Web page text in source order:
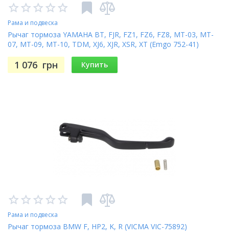
Рама и подвеска
Рычаг тормоза YAMAHA BT, FJR, FZ1, FZ6, FZ8, MT-03, MT-
07, MT-09, MT-10, TDM, XJ6, XJR, XSR, XT (Emgo 752-41)
1 076 грн Купить
Рама и подвеска
Рычаг тормоза BMW F, HP2, K, R (VICMA VIC-75892)